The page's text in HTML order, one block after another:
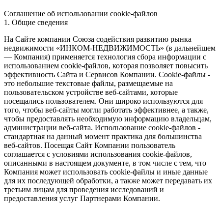
Соглашение об использовании cookie-файлов
1. Общие сведения
На Сайте компании Союза содействия развитию рынка
недвижимости «ИНКОМ-НЕДВИЖИМОСТЬ» (в дальнейшем
— Компания) применяется технология сбора информации с
использованием cookie-файлов, которая позволяет повысить
эффективность Сайта и Сервисов Компании. Сookie-файлы -
это небольшие текстовые файлы, размещаемые на
пользовательском устройстве веб-сайтами, которые
посещались пользователем. Они широко используются для
того, чтобы веб-сайты могли работать эффективнее, а также,
чтобы предоставлять необходимую информацию владельцам,
администрации веб-сайта. Использование cookie-файлов -
стандартная на данный момент практика для большинства
веб-сайтов. Посещая Сайт Компании пользователь
соглашается с условиями использования cookie-файлов,
описанными в настоящем документе, в том числе с тем, что
Компания может использовать cookie-файлы и иные данные
для их последующей обработки, а также может передавать их
третьим лицам для проведения исследований и
предоставления услуг Партнерами Компании.